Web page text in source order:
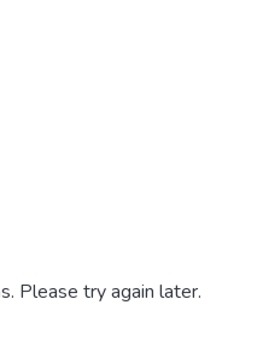
Please try again later.